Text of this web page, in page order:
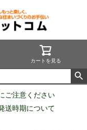
カートを見る
ご注意ください
送時期について